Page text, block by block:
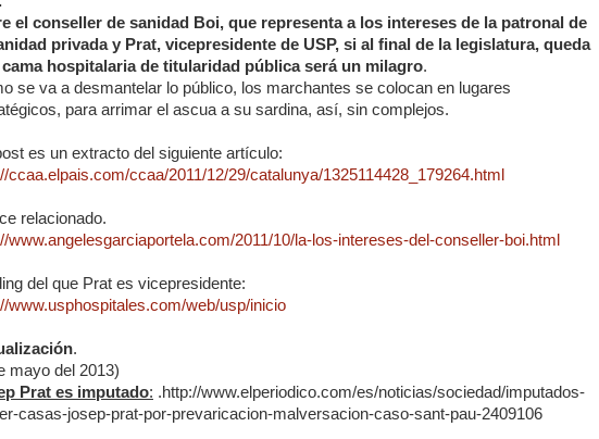
el conseller de sanidad Boi, que representa a los intereses de la patronal de
privada y Prat, vicepresidente de USP, si al final de la legislatura, queda
cama hospitalaria de titularidad pública será un milagro.
se va a desmantelar lo público, los marchantes se colocan en lugares
para arrimar el ascua a su sardina, así, sin complejos.
es un extracto del siguiente artículo:
ccaa.elpais.com/ccaa/2011/12/29/catalunya/1325114428_179264.html
relacionado.
www.angelesgarciaportela.com/2011/10/la-los-intereses-del-conseller-boi.html
del que Prat es vicepresidente:
www.usphospitales.com/web/usp/inicio
.
mayo del 2013)
Prat es imputado: .http://www.elperiodico.com/es/noticias/sociedad/imputados-
casas-josep-prat-por-prevaricacion-malversacion-caso-sant-pau-2409106